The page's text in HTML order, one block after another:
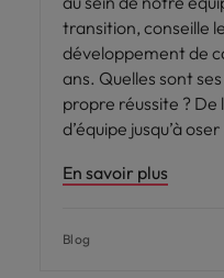
transition, conseille
développement de
ans. Quelles sont
propre réussite ?
d’équipe jusqu’à
En savoir plus
Blog